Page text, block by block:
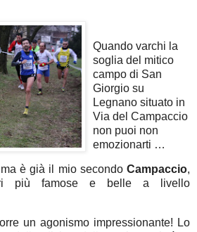
Quando varchi la
soglia del mitico
campo di San
Giorgio su
Legnano situato in
Via del Campaccio
non puoi non
emozionarti …
è già il mio secondo Campaccio,
più famose e belle a livello
un agonismo impressionante! Lo